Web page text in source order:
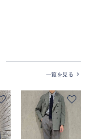
一覧を見る